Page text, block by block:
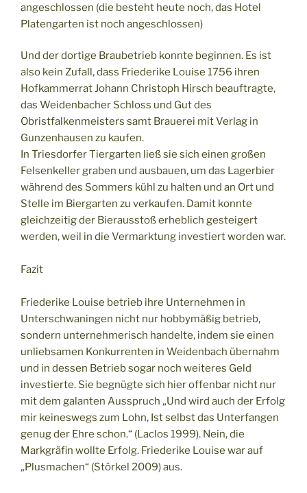
angeschlossen (die besteht heute noch, das Hotel
Platengarten ist noch angeschlossen)
Und der dortige Braubetrieb konnte beginnen. Es ist
also kein Zufall, dass Friederike Louise 1756 ihren
Hofkammerrat Johann Christoph Hirsch beauftragte,
das Weidenbacher Schloss und Gut des
Obristfalkenmeisters samt Brauerei mit Verlag in
Gunzenhausen zu kaufen.
In Triesdorfer Tiergarten ließ sie sich einen großen
Felsenkeller graben und ausbauen, um das Lagerbier
während des Sommers kühl zu halten und an Ort und
Stelle im Biergarten zu verkaufen. Damit konnte
gleichzeitig der Bierausstoß erheblich gesteigert
werden, weil in die Vermarktung investiert worden war.
Fazit
Friederike Louise betrieb ihre Unternehmen in
Unterschwaningen nicht nur hobbymäßig betrieb,
sondern unternehmerisch handelte, indem sie einen
unliebsamen Konkurrenten in Weidenbach übernahm
und in dessen Betrieb sogar noch weiteres Geld
investierte. Sie begnügte sich hier offenbar nicht nur
mit dem galanten Ausspruch „Und wird auch der Erfolg
mir keineswegs zum Lohn, Ist selbst das Unterfangen
genug der Ehre schon.“ (Laclos 1999). Nein, die
Markgräfin wollte Erfolg. Friederike Louise war auf
„Plusmachen“ (Störkel 2009) aus.